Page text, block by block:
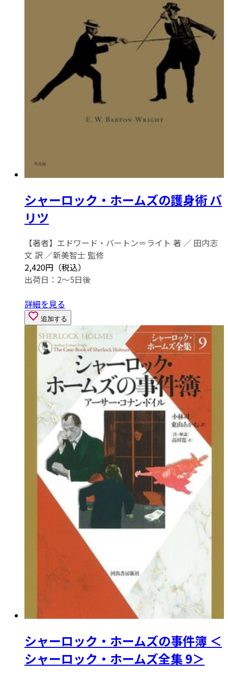
シャーロック・ホームズの護身術 バ
リツ
【著者】エドワード・バートン＝ライト 著 ／ 田内志
文 訳 ／新美智士 監修
2,420円（税込）
出荷日：2～5日後
詳細を見る
追加する
シャーロック・ホームズの事件簿 ＜
シャーロック・ホームズ全集 9＞